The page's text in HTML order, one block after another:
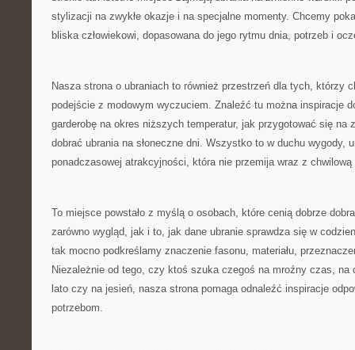
stylizacji na zwykłe okazje i na specjalne momenty. Chcemy
bliska człowiekowi, dopasowana do jego rytmu dnia, potrzeb i
Nasza strona o ubraniach to również przestrzeń dla tych, którzy
podejście z modowym wyczuciem. Znaleźć tu można inspiracje
garderobę na okres niższych temperatur, jak przygotować się na
dobrać ubrania na słoneczne dni. Wszystko to w duchu wygody,
ponadczasowej atrakcyjności, która nie przemija wraz z chwilową
To miejsce powstało z myślą o osobach, które cenią dobrze
zarówno wygląd, jak i to, jak dane ubranie sprawdza się w
tak mocno podkreślamy znaczenie fasonu, materiału,
Niezależnie od tego, czy ktoś szuka czegoś na mroźny czas, na
lato czy na jesień, nasza strona pomaga odnaleźć inspiracje
potrzebom.